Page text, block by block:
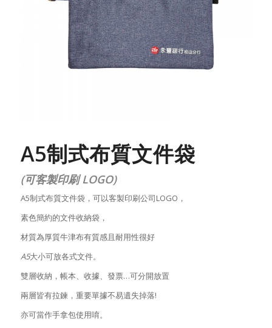
A5制式布質文件袋
(可客製印刷 LOGO)
A5制式布質文件袋，可以客製印刷公司LOGO，
素色簡約的文件收納袋，
材質為厚質牛津布有質感且耐用性很好
A5大小可放各式文件。
雙層收納，帳本、收據、發票…可分開放置
兩層皆有拉鍊，重要單據不易遺失掉落!
亦可當作手拿包使用唷。